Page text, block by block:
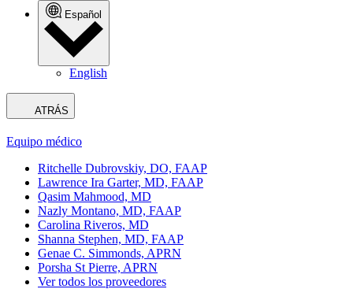
Español
English
ATRÁS
Equipo médico
Ritchelle Dubrovskiy, DO, FAAP
Lawrence Ira Garter, MD, FAAP
Qasim Mahmood, MD
Nazly Montano, MD, FAAP
Carolina Riveros, MD
Shanna Stephen, MD, FAAP
Genae C. Simmonds, APRN
Porsha St Pierre, APRN
Ver todos los proveedores